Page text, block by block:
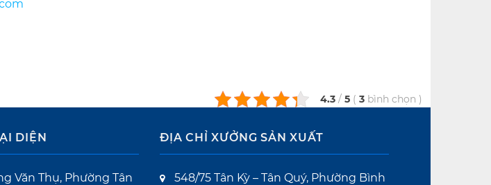
4.3 / 5 ( 3 bình chọn )
DIỆN
Văn Thụ, Phường Tân
ĐỊA CHỈ XƯỞNG SẢN XUẤT
548/75 Tân Kỳ – Tân Quý, Phường Bình